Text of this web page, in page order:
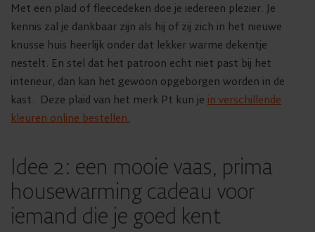
Met een plaid of fleecedeken doe je iedereen plezier. Je
kennis zal je dankbaar zijn als hij of zij zich in het nieuwe
knusse huis heerlijk onder dat lekker warme dekentje
nestelt. En stel dat het patroon echt niet past bij het
interieur, dan kan het gewoon opgeborgen worden in de
kast. Deze plaid van het merk Pt kun je in verschillende
kleuren online bestellen.
Idee 2: een mooie vaas, prima
housewarming cadeau voor
iemand die je goed kent